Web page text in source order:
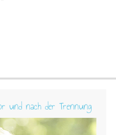
und nach der Trennung